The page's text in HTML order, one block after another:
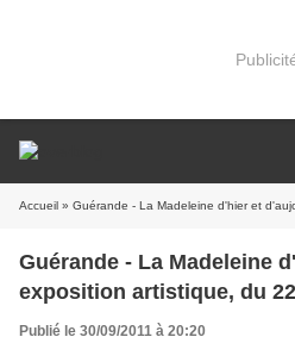
Accueil » Guérande - La Madeleine d'hier et d'aujourd'hui :
Guérande - La Madeleine
exposition artistique, du
Publié le 30/09/2011 à 20:20